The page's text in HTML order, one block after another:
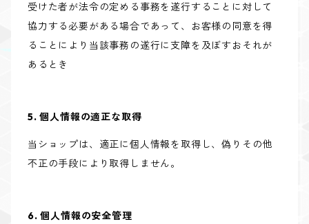
受けた者が法令の定める事務を遂行することに対して
協力する必要がある場合であって、お客様の同意を得
ることにより当該事務の遂行に支障を及ぼすおそれが
あるとき
5. 個人情報の適正な取得
当ショップは、適正に個人情報を取得し、偽りその他
不正の手段により取得しません。
6. 個人情報の安全管理